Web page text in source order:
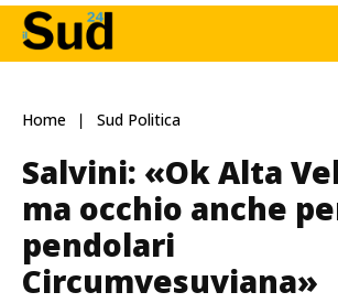
Home Sud Politica
Salvini: «Ok Alta
ma occhio anche
pendolari
Circumvesuviana»